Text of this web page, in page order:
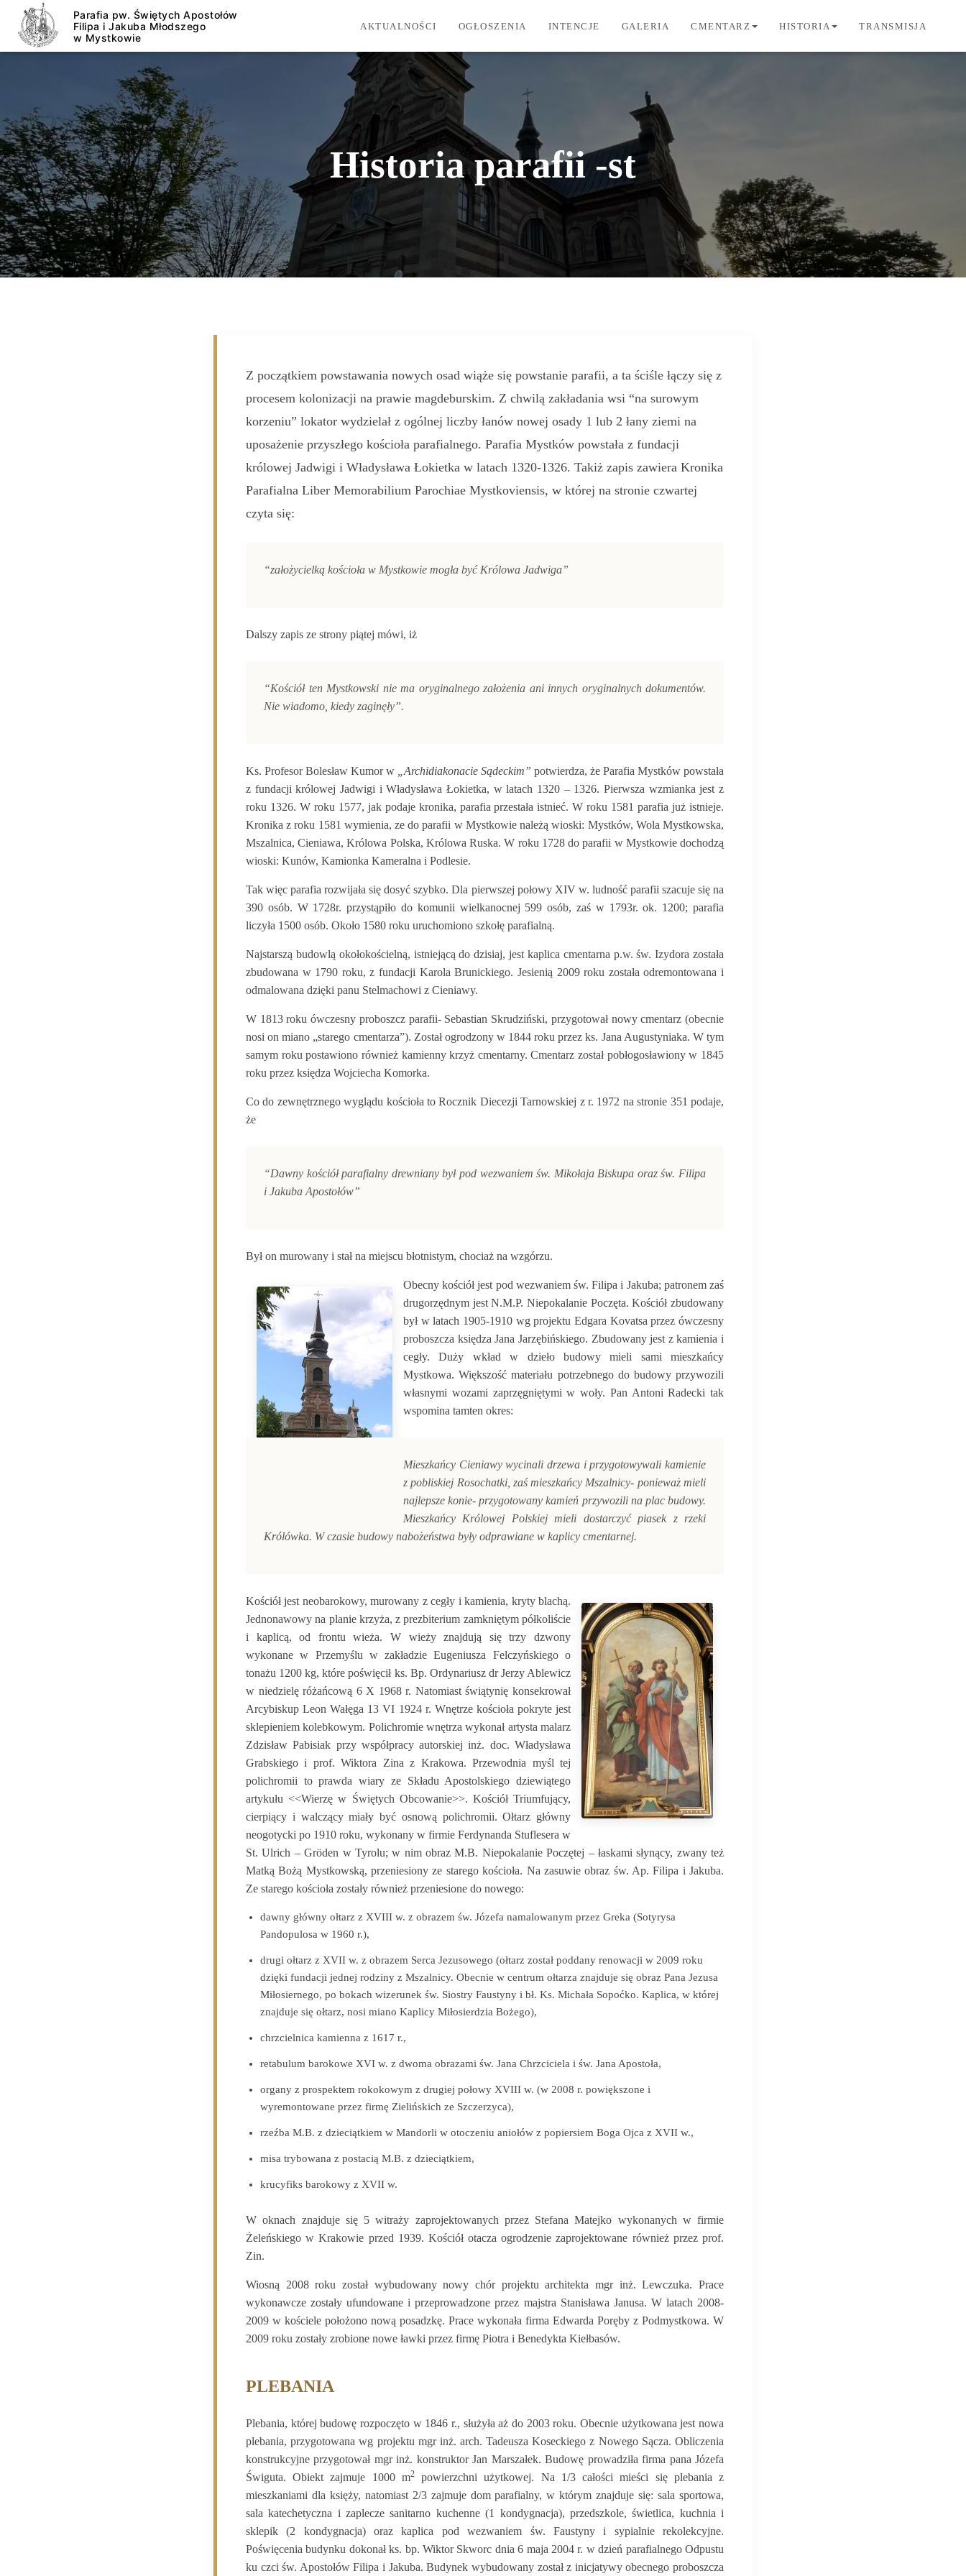
AKTUALNOŚCI OGŁOSZENIA INTENCJE GALERIA CMENTARZ HISTORIA TRANSMISJA
Historia parafii -st
Z początkiem powstawania nowych osad wiąże się powstanie parafii, a ta ściśle łączy się z
procesem kolonizacji na prawie magdeburskim. Z chwilą zakładania wsi “na surowym
korzeniu” lokator wydzielał z ogólnej liczby łanów nowej osady 1 lub 2 łany ziemi na
uposażenie przyszłego kościoła parafialnego. Parafia Mystków powstała z fundacji
królowej Jadwigi i Władysława Łokietka w latach 1320-1326. Takiż zapis zawiera Kronika
Parafialna Liber Memorabilium Parochiae Mystkoviensis, w której na stronie czwartej
czyta się:
“założycielką kościoła w Mystkowie mogła być Królowa Jadwiga”
Dalszy zapis ze strony piątej mówi, iż
“Kościół ten Mystkowski nie ma oryginalnego założenia ani innych oryginalnych dokumentów.
Nie wiadomo, kiedy zaginęły”.
Ks. Profesor Bolesław Kumor w „Archidiakonacie Sądeckim” potwierdza, że Parafia Mystków powstała
z fundacji królowej Jadwigi i Władysława Łokietka, w latach 1320 – 1326. Pierwsza wzmianka jest z
roku 1326. W roku 1577, jak podaje kronika, parafia przestała istnieć. W roku 1581 parafia już istnieje.
Kronika z roku 1581 wymienia, ze do parafii w Mystkowie należą wioski: Mystków, Wola Mystkowska,
Mszalnica, Cieniawa, Królowa Polska, Królowa Ruska. W roku 1728 do parafii w Mystkowie dochodzą
wioski: Kunów, Kamionka Kameralna i Podlesie.
Tak więc parafia rozwijała się dosyć szybko. Dla pierwszej połowy XIV w. ludność parafii szacuje się na
390 osób. W 1728r. przystąpiło do komunii wielkanocnej 599 osób, zaś w 1793r. ok. 1200; parafia
liczyła 1500 osób. Około 1580 roku uruchomiono szkołę parafialną.
Najstarszą budowlą okołokościelną, istniejącą do dzisiaj, jest kaplica cmentarna p.w. św. Izydora została
zbudowana w 1790 roku, z fundacji Karola Brunickiego. Jesienią 2009 roku została odremontowana i
odmalowana dzięki panu Stelmachowi z Cieniawy.
W 1813 roku ówczesny proboszcz parafii- Sebastian Skrudziński, przygotował nowy cmentarz (obecnie
nosi on miano „starego cmentarza”). Został ogrodzony w 1844 roku przez ks. Jana Augustyniaka. W tym
samym roku postawiono również kamienny krzyż cmentarny. Cmentarz został pobłogosławiony w 1845
roku przez księdza Wojciecha Komorka.
Co do zewnętrznego wyglądu kościoła to Rocznik Diecezji Tarnowskiej z r. 1972 na stronie 351 podaje,
że
“Dawny kościół parafialny drewniany był pod wezwaniem św. Mikołaja Biskupa oraz św. Filipa
i Jakuba Apostołów”
Był on murowany i stał na miejscu błotnistym, chociaż na wzgórzu.
Obecny kościół jest pod wezwaniem św. Filipa i Jakuba; patronem zaś
drugorzędnym jest N.M.P. Niepokalanie Poczęta. Kościół zbudowany
był w latach 1905-1910 wg projektu Edgara Kovatsa przez ówczesny
proboszcza księdza Jana Jarzębińskiego. Zbudowany jest z kamienia i
cegły. Duży wkład w dzieło budowy mieli sami mieszkańcy
Mystkowa. Większość materiału potrzebnego do budowy przywozili
własnymi wozami zaprzęgniętymi w woły. Pan Antoni Radecki tak
wspomina tamten okres:
Mieszkańcy Cieniawy wycinali drzewa i przygotowywali kamienie
z pobliskiej Rosochatki, zaś mieszkańcy Mszalnicy- ponieważ mieli
najlepsze konie- przygotowany kamień przywozili na plac budowy.
Mieszkańcy Królowej Polskiej mieli dostarczyć piasek z rzeki
Królówka. W czasie budowy nabożeństwa były odprawiane w kaplicy cmentarnej.
Kościół jest neobarokowy, murowany z cegły i kamienia, kryty blachą.
Jednonawowy na planie krzyża, z prezbiterium zamkniętym półkoliście
i kaplicą, od frontu wieża. W wieży znajdują się trzy dzwony
wykonane w Przemyślu w zakładzie Eugeniusza Felczyńskiego o
tonażu 1200 kg, które poświęcił ks. Bp. Ordynariusz dr Jerzy Ablewicz
w niedzielę różańcową 6 X 1968 r. Natomiast świątynię konsekrował
Arcybiskup Leon Wałęga 13 VI 1924 r. Wnętrze kościoła pokryte jest
sklepieniem kolebkowym. Polichromie wnętrza wykonał artysta malarz
Zdzisław Pabisiak przy współpracy autorskiej inż. doc. Władysława
Grabskiego i prof. Wiktora Zina z Krakowa. Przewodnia myśl tej
polichromii to prawda wiary ze Składu Apostolskiego dziewiątego
artykułu <<Wierzę w Świętych Obcowanie>>. Kościół Triumfujący,
cierpiący i walczący miały być osnową polichromii. Ołtarz główny
neogotycki po 1910 roku, wykonany w firmie Ferdynanda Stuflesera w
St. Ulrich – Gröden w Tyrolu; w nim obraz M.B. Niepokalanie Poczętej – łaskami słynący, zwany też
Matką Bożą Mystkowską, przeniesiony ze starego kościoła. Na zasuwie obraz św. Ap. Filipa i Jakuba.
Ze starego kościoła zostały również przeniesione do nowego:
dawny główny ołtarz z XVIII w. z obrazem św. Józefa namalowanym przez Greka (Sotyrysa
Pandopulosa w 1960 r.),
drugi ołtarz z XVII w. z obrazem Serca Jezusowego (ołtarz został poddany renowacji w 2009 roku
dzięki fundacji jednej rodziny z Mszalnicy. Obecnie w centrum ołtarza znajduje się obraz Pana Jezusa
Miłosiernego, po bokach wizerunek św. Siostry Faustyny i bł. Ks. Michała Sopoćko. Kaplica, w której
znajduje się ołtarz, nosi miano Kaplicy Miłosierdzia Bożego),
chrzcielnica kamienna z 1617 r.,
retabulum barokowe XVI w. z dwoma obrazami św. Jana Chrzciciela i św. Jana Apostoła,
organy z prospektem rokokowym z drugiej połowy XVIII w. (w 2008 r. powiększone i
wyremontowane przez firmę Zielińskich ze Szczerzyca),
rzeźba M.B. z dzieciątkiem w Mandorli w otoczeniu aniołów z popiersiem Boga Ojca z XVII w.,
misa trybowana z postacią M.B. z dzieciątkiem,
krucyfiks barokowy z XVII w.
W oknach znajduje się 5 witraży zaprojektowanych przez Stefana Matejko wykonanych w firmie
Żeleńskiego w Krakowie przed 1939. Kościół otacza ogrodzenie zaprojektowane również przez prof.
Zin.
Wiosną 2008 roku został wybudowany nowy chór projektu architekta mgr inż. Lewczuka. Prace
wykonawcze zostały ufundowane i przeprowadzone przez majstra Stanisława Janusa. W latach 2008-
2009 w kościele położono nową posadzkę. Prace wykonała firma Edwarda Poręby z Podmystkowa. W
2009 roku zostały zrobione nowe ławki przez firmę Piotra i Benedykta Kiełbasów.
PLEBANIA
Plebania, której budowę rozpoczęto w 1846 r., służyła aż do 2003 roku. Obecnie użytkowana jest nowa
plebania, przygotowana wg projektu mgr inż. arch. Tadeusza Koseckiego z Nowego Sącza. Obliczenia
konstrukcyjne przygotował mgr inż. konstruktor Jan Marszałek. Budowę prowadziła firma pana Józefa
Świguta. Obiekt zajmuje 1000 m2powierzchni użytkowej. Na 1/3 całości mieści się plebania z
mieszkaniami dla księży, natomiast 2/3 zajmuje dom parafialny, w którym znajduje się: sala sportowa,
sala katechetyczna i zaplecze sanitarno kuchenne (1 kondygnacja), przedszkole, świetlica, kuchnia i
sklepik (2 kondygnacja) oraz kaplica pod wezwaniem św. Faustyny i sypialnie rekolekcyjne.
Poświęcenia budynku dokonał ks. bp. Wiktor Skworc dnia 6 maja 2004 r. w dzień parafialnego Odpustu
ku czci św. Apostołów Filipa i Jakuba. Budynek wybudowany został z inicjatywy obecnego proboszcza